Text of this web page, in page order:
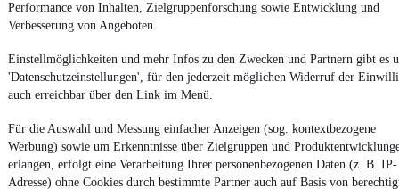
Performance von Inhalten, Zielgruppenforschung sowie Entwicklung und
Verbesserung von Angeboten
Einstellmöglichkeiten und mehr Infos zu den Zwecken und Partnern gibt es
'Datenschutzeinstellungen', für den jederzeit möglichen Widerruf der
auch erreichbar über den Link im Menü.
Für die Auswahl und Messung einfacher Anzeigen (sog. kontextbezogene
Werbung) sowie um Erkenntnisse über Zielgruppen und
erlangen, erfolgt eine Verarbeitung Ihrer personenbezogenen Daten (z. B. IP-
Adresse) ohne Cookies durch bestimmte Partner auch auf Basis von